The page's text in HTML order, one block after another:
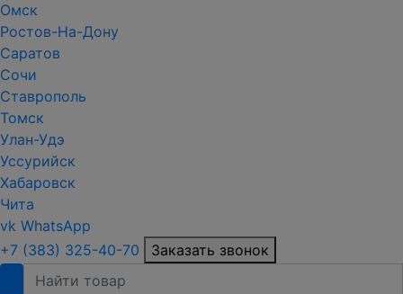
Омск
Ростов-На-Дону
Саратов
Сочи
Ставрополь
Томск
Улан-Удэ
Уссурийск
Хабаровск
Чита
vk WhatsApp
+7 (383) 325-40-70
Заказать звонок